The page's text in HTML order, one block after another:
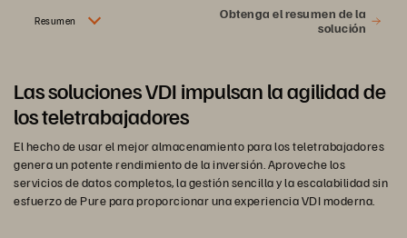
Resumen
Obtenga el resumen de la
solución
Las soluciones VDI impulsan la agilidad de
los teletrabajadores
El hecho de usar el mejor almacenamiento para los teletrabajadores
genera un potente rendimiento de la inversión. Aproveche los
servicios de datos completos, la gestión sencilla y la escalabilidad sin
esfuerzo de Pure para proporcionar una experiencia VDI moderna.